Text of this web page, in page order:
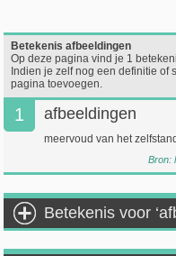
Betekenis afbeeldingen
Op deze pagina vind je 1
Indien je zelf nog een definitie of
pagina toevoegen.
1 afbeeldingen
meervoud van het
Bron:
Betekenis voor